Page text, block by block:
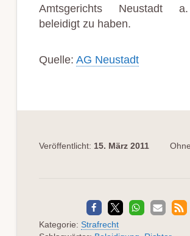
Amtsgerichts Neustadt
beleidigt zu haben.
Quelle: AG Neustadt
Veröffentlicht: 15. März 2011
Kategorie: Strafrecht